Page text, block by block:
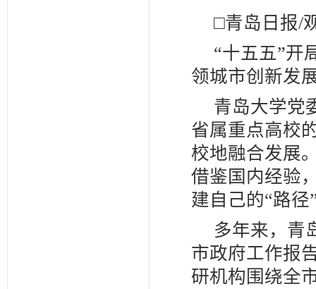
□青岛日报/
“十五五”开
领城市创新发
青岛大学党
省属重点高校
校地融合发展
借鉴国内经验
建自己的“路径
多年来，青
市政府工作报
研机构围绕全